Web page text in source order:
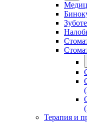
Терапия и